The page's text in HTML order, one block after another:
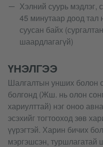
Хэлний суурь мэдлэг,
45 минутаар доод тал
суусан байх
шаардлагагүй)
ҮНЭЛГЭЭ
Шалгалтын унших болон
болгонд (Жш. нь олон
хариулттай) нэг оноо
эсэхийг тогтооход зөв
үүрэгтэй. Харин бичих
мэргэшсэн, туршлагатай